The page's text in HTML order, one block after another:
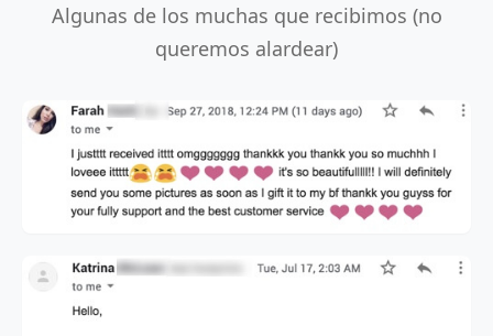
Algunas de los muchas que recibimos (no
queremos alardear)